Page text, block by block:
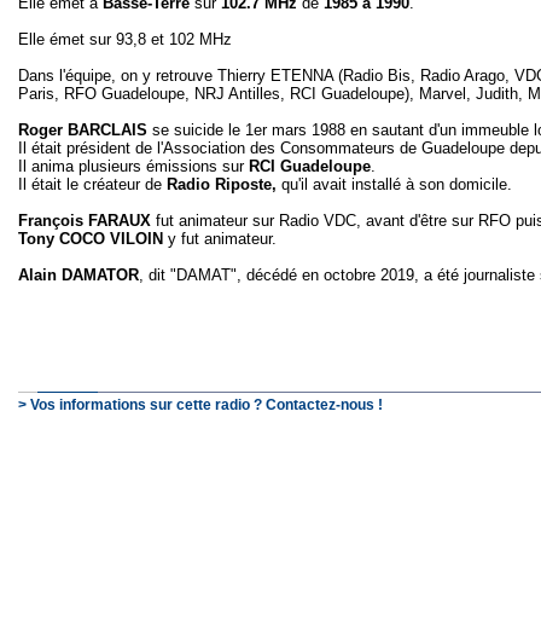
Elle émet sur 93,8 et 102 MHz
Dans l'équipe, on y retrouve Thierry ETENNA (Radio Bis, Radio Arago,
Paris, RFO Guadeloupe, NRJ Antilles, RCI Guadeloupe), Marvel, Judith,
Roger BARCLAIS se suicide le 1er mars 1988 en sautant d'un immeuble
Il était président de l'Association des Consommateurs de Guadeloupe
Il anima plusieurs émissions sur RCI Guadeloupe.
Il était le créateur de Radio Riposte, qu'il avait installé à son domicile.
François FARAUX fut animateur sur Radio VDC, avant d'être sur RFO
Tony COCO VILOIN y fut animateur.
Alain DAMATOR, dit "DAMAT", décédé en octobre 2019, a été
> Vos informations sur cette radio ? Contactez-nous !